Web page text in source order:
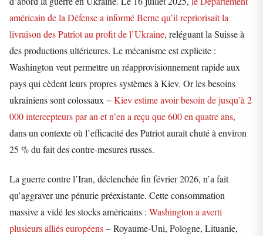
américain de la Défense a informé Berne qu’il repriorisait la
livraison des Patriot au profit de l’Ukraine, reléguant la Suisse à
des productions ultérieures. Le mécanisme est explicite :
Washington veut permettre un réapprovisionnement rapide aux
pays qui cèdent leurs propres systèmes à Kiev. Or les besoins
ukrainiens sont colossaux −Kiev estime avoir besoin de jusqu’à 2
000 intercepteurs par an et n’en a reçu que 600 en quatre ans,
dans un contexte où l’efficacité des Patriot aurait chuté à environ
25 % du fait des contre-mesures russes.
La guerre contre l’Iran, déclenchée fin février 2026, n’a fait
qu’aggraver une pénurie préexistante. Cette consommation
massive a vidé les stocks américains : Washington a averti
plusieurs alliés européens− Royaume-Uni, Pologne, Lituanie,